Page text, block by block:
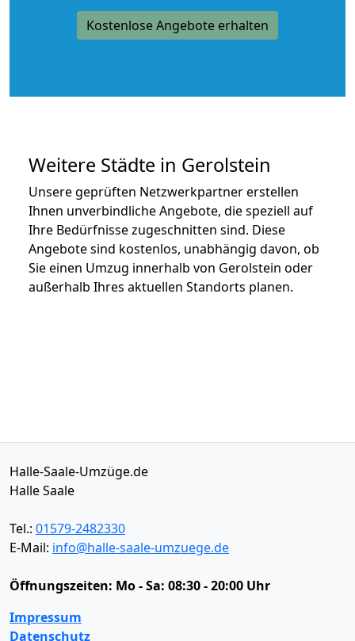
Kostenlose Angebote erhalten
Weitere Städte in Gerolstein
Unsere geprüften Netzwerkpartner erstellen
Ihnen unverbindliche Angebote, die speziell auf
Ihre Bedürfnisse zugeschnitten sind. Diese
Angebote sind kostenlos, unabhängig davon, ob
Sie einen Umzug innerhalb von Gerolstein oder
außerhalb Ihres aktuellen Standorts planen.
Halle-Saale-Umzüge.de
Halle Saale
Tel.: 01579-2482330
E-Mail: info@halle-saale-umzuege.de
Öffnungszeiten: Mo - Sa: 08:30 - 20:00 Uhr
Impressum
Datenschutz